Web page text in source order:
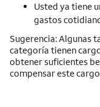
Usted ya tiene
gastos
Sugerencia: Algunas
categoría tienen
obtener suficientes
compensar este